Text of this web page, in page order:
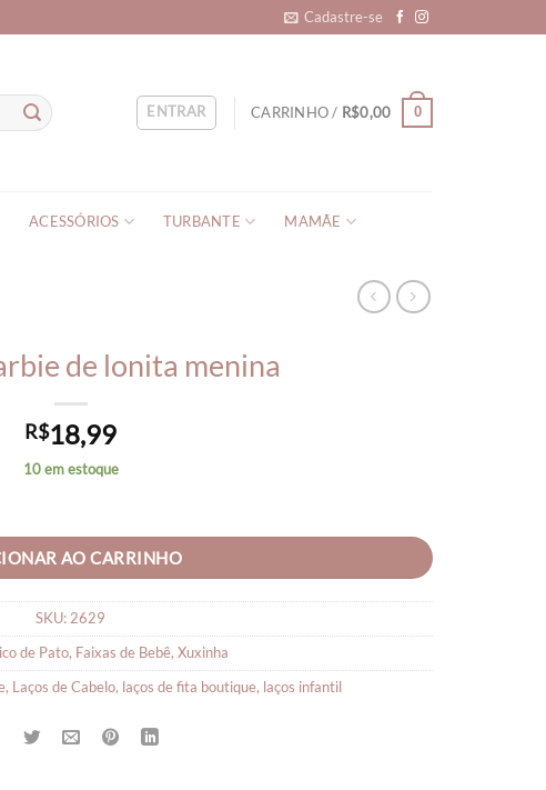
Cadastre-se
ENTRAR CARRINHO / R$0,00 0
ACESSÓRIOS TURBANTE MAMÃE
de lonita menina
R$18,99
10 em estoque
AO CARRINHO
SKU:2629
de Pato, Faixas de Bebê, Xuxinha
, Laços de Cabelo, laços de fita boutique, laços infantil